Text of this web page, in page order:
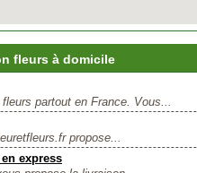
fleurs à domicile
partout en France. Vous...
propose...
express